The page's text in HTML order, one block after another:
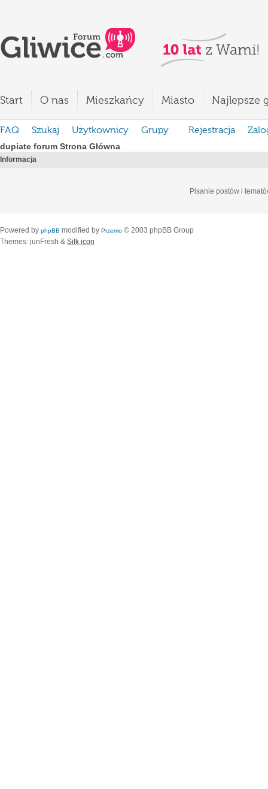
Start O nas Mieszkańcy Miasto Najlepsze
FAQ Szukaj Użytkownicy Grupy Rejestracja
dupiate forum Strona Główna
Informacja
Pisanie postów i
Powered by phpBB modified by Przemo © 2003 phpBB Group
Themes: junFresh & Silk icon